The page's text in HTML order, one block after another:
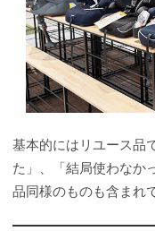
基本的にはリユース品
た」、「結局使わなか
品同様のものも含まれ